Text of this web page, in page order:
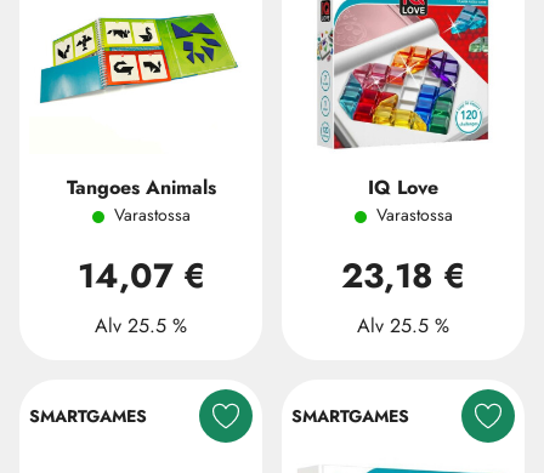
Tangoes Animals
Varastossa
14,07 €
Alv 25.5 %
IQ Love
Varastossa
23,18 €
Alv 25.5 %
SMARTGAMES SMARTGAMES